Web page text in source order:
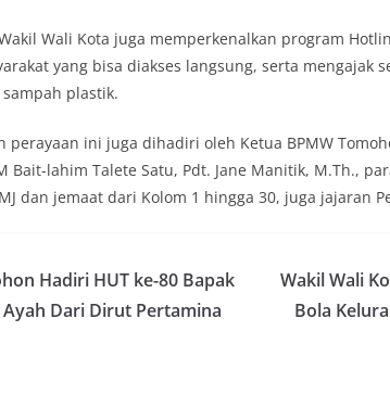
Wali Kota juga memperkenalkan program
yang bisa diakses langsung, serta mengajak
plastik.
perayaan ini juga dihadiri oleh Ketua BPMW
Bait-lahim Talete Satu, Pdt. Jane Manitik, M.Th.,
dan jemaat dari Kolom 1 hingga 30, juga jajaran
Hadiri HUT ke-80 Bapak
Dari Dirut Pertamina
Wakil Wali
Bola